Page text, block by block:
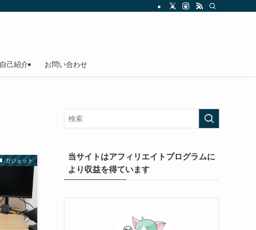
自己紹介 お問い合わせ
ガジェット
当サイトはアフィリエイトプログラムに
より収益を得ています